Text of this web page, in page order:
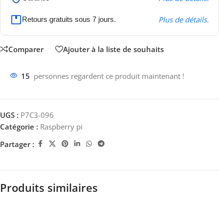
Retours gratuits sous 7 jours. Plus de détails.
Comparer Ajouter à la liste de souhaits
15 personnes regardent ce produit maintenant !
UGS : P7C3-096
Catégorie : Raspberry pi
Partager :
Produits similaires